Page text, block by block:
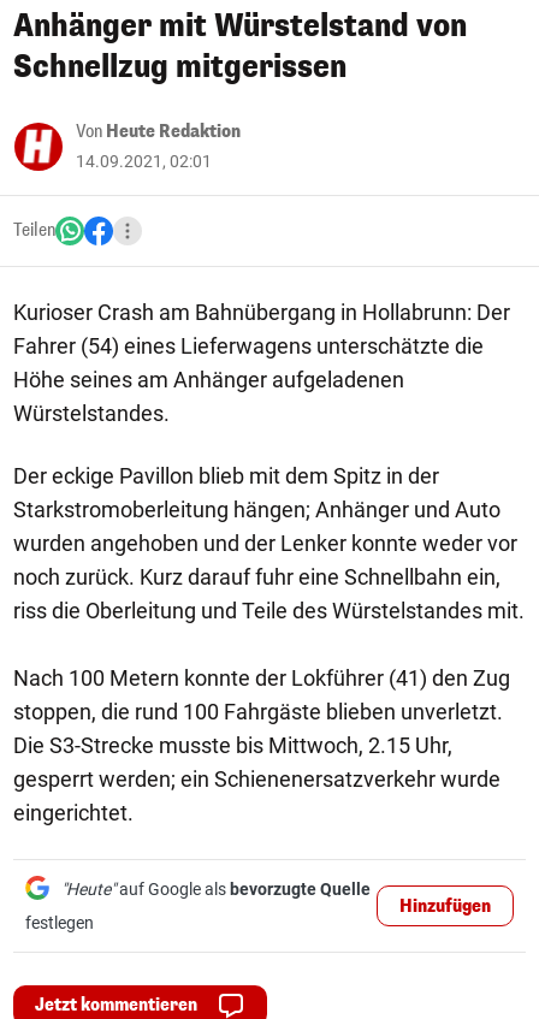
Anhänger mit Würstelstand von
Schnellzug mitgerissen
Von Heute Redaktion
14.09.2021, 02:01
Teilen
Kurioser Crash am Bahnübergang in Hollabrunn: Der
Fahrer (54) eines Lieferwagens unterschätzte die
Höhe seines am Anhänger aufgeladenen
Würstelstandes.
Der eckige Pavillon blieb mit dem Spitz in der
Starkstromoberleitung hängen; Anhänger und Auto
wurden angehoben und der Lenker konnte weder vor
noch zurück. Kurz darauf fuhr eine Schnellbahn ein,
riss die Oberleitung und Teile des Würstelstandes mit.
Nach 100 Metern konnte der Lokführer (41) den Zug
stoppen, die rund 100 Fahrgäste blieben unverletzt.
Die S3-Strecke musste bis Mittwoch, 2.15 Uhr,
gesperrt werden; ein Schienenersatzverkehr wurde
eingerichtet.
"Heute"auf Google als bevorzugte Quelle
festlegen
Hinzufügen
Jetzt kommentieren